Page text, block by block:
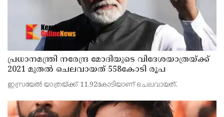
പ്രധാനമന്ത്രി നരേന്ദ്ര മോദിയുടെ വിദേശയാത്രയ്ക്ക്
2021 മുതല്‍ ചെലവായത് 558കോടി രൂപ
ഇസ്രയേല്‍ യാത്രയ്ക്ക് 11.92കോടിയാണ് ചെലവായത്.